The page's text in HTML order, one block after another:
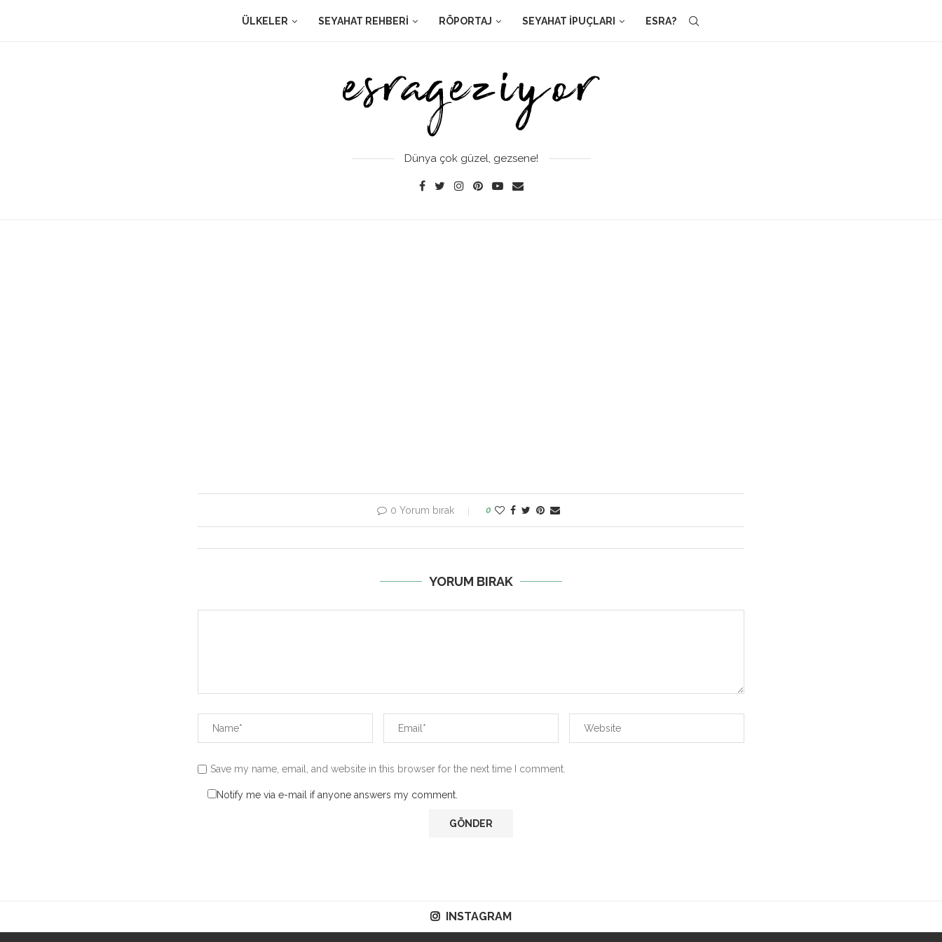
ÜLKELER SEYAHAT REHBERI RÖPORTAJ SEYAHAT İPUÇLARI ESRA?
Dünya çok güzel, gezsene!
0 Yorum bırak 0
YORUM BIRAK
Save my name, email, and website in this browser for the next time I comment.
Notify me via e-mail if anyone answers my comment.
INSTAGRAM